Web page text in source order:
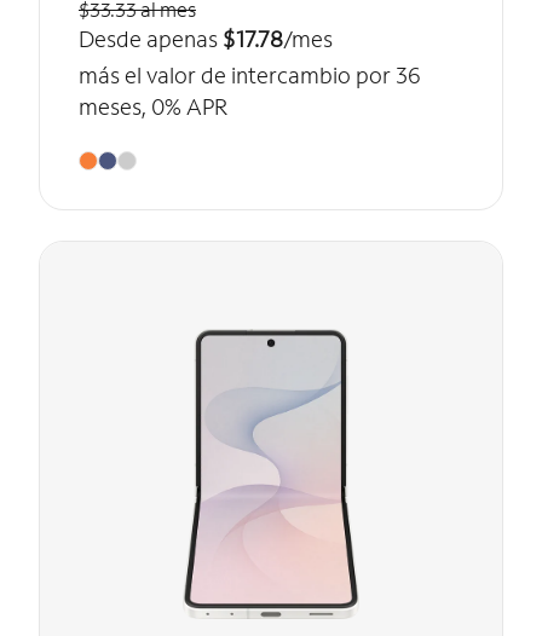
$33.33 al mes
Desde apenas $17.78/mes
más el valor de intercambio por 36
meses, 0% APR